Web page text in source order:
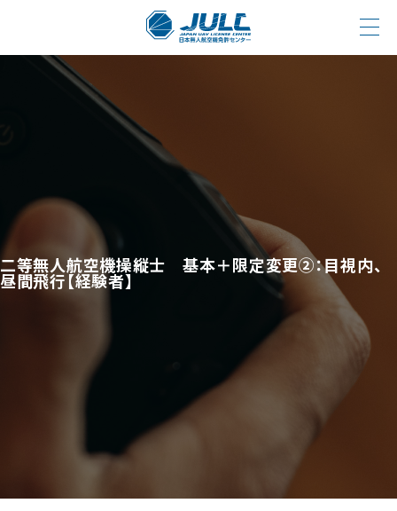
二等無人航空機操縦士 基本＋限定変更②：目視内、
昼間飛行【経験者】